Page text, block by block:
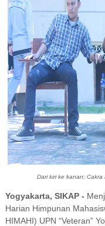
Dari kiri ke kanan; Cakra
Yogyakarta, SIKAP -
Harian Himpunan
HIMAHI) UPN “Veteran”